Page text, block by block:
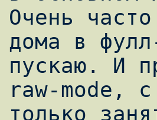
Очень
дома в
пускаю. И
raw-mode,
только